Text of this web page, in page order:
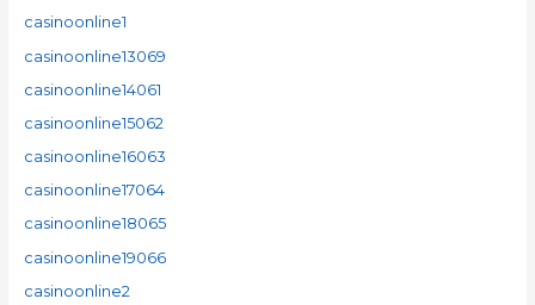
casinoonline1
casinoonline13069
casinoonline14061
casinoonline15062
casinoonline16063
casinoonline17064
casinoonline18065
casinoonline19066
casinoonline2